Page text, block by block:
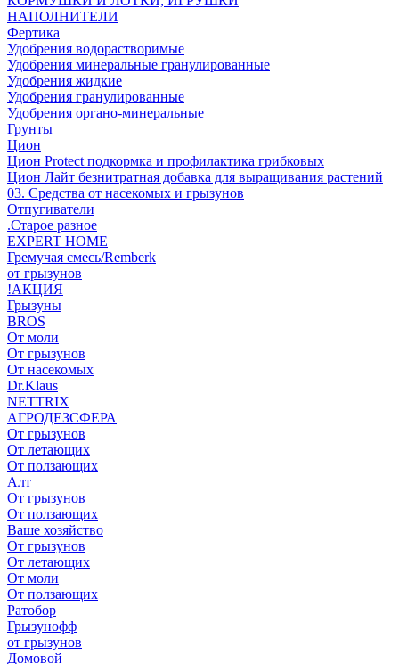
НАПОЛНИТЕЛИ
Фертика
Удобрения водорастворимые
Удобрения минеральные гранулированные
Удобрения жидкие
Удобрения гранулированные
Удобрения органо-минеральные
Грунты
Цион
Цион Protect подкормка и профилактика грибковых
Цион Лайт безнитратная добавка для выращивания растений
03. Средства от насекомых и грызунов
Отпугиватели
.Старое разное
EXPERT HOME
Гремучая смесь/Remberk
от грызунов
!АКЦИЯ
Грызуны
BROS
От моли
От грызунов
От насекомых
Dr.Klaus
NETTRIX
АГРОДЕЗСФЕРА
От грызунов
От летающих
От ползающих
Алт
От грызунов
От ползающих
Ваше хозяйство
От грызунов
От летающих
От моли
От ползающих
Ратобор
Грызунофф
от грызунов
Домовой